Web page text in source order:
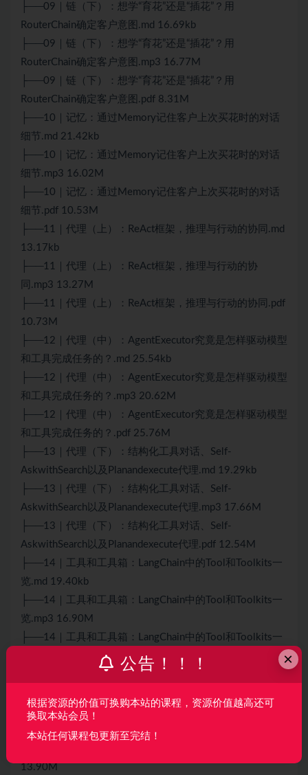
├──09｜链（下）：想学“育花”还是“插花”？用
RouterChain确定客户意图.md 16.69kb
├──09｜链（下）：想学“育花”还是“插花”？用
RouterChain确定客户意图.mp3 16.77M
├──09｜链（下）：想学“育花”还是“插花”？用
RouterChain确定客户意图.pdf 8.31M
├──10｜记忆：通过Memory记住客户上次买花时的对话
细节.md 21.42kb
├──10｜记忆：通过Memory记住客户上次买花时的对话
细节.mp3 16.02M
├──10｜记忆：通过Memory记住客户上次买花时的对话
细节.pdf 10.53M
├──11｜代理（上）：ReAct框架，推理与行动的协同.md
13.17kb
├──11｜代理（上）：ReAct框架，推理与行动的协
同.mp3 13.27M
├──11｜代理（上）：ReAct框架，推理与行动的协同.pdf
10.73M
├──12｜代理（中）：AgentExecutor究竟是怎样驱动模型
和工具完成任务的？.md 25.54kb
├──12｜代理（中）：AgentExecutor究竟是怎样驱动模型
和工具完成任务的？.mp3 20.62M
├──12｜代理（中）：AgentExecutor究竟是怎样驱动模型
和工具完成任务的？.pdf 25.76M
├──13｜代理（下）：结构化工具对话、Self-
AskwithSearch以及Planandexecute代理.md 19.29kb
├──13｜代理（下）：结构化工具对话、Self-
AskwithSearch以及Planandexecute代理.mp3 17.66M
├──13｜代理（下）：结构化工具对话、Self-
AskwithSearch以及Planandexecute代理.pdf 12.54M
├──14｜工具和工具箱：LangChain中的Tool和Toolkits一
览.md 19.40kb
├──14｜工具和工具箱：LangChain中的Tool和Toolkits一
览.mp3 16.90M
├──14｜工具和工具箱：LangChain中的Tool和Toolkits一
├──15｜检索增强生成：通过RAG助力鲜花运营.md
├──15｜检索增强生成：通过RAG助力鲜花运营.mp3
24.13M
13.90M
×
公告！！！
根据资源的价值可换购本站的课程，资源价值越高还可
换取本站会员！
本站任何课程包更新至完结！